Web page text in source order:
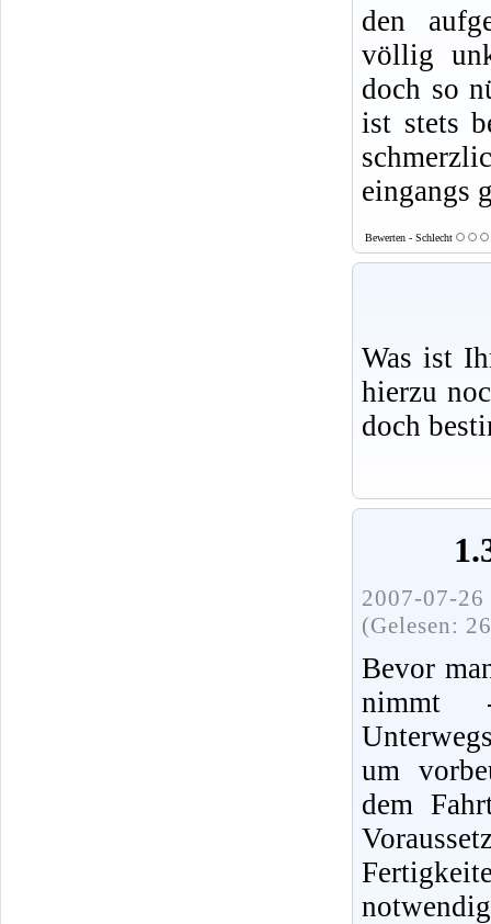
den
völlig
doch so
ist stets
eingangs
Bewerten - Schlecht
Was ist
hierzu
doch
2007-07-
(Gelesen:
Bevor
um
dem